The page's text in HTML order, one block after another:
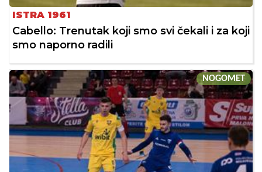
ISTRA 1961
Cabello: Trenutak koji smo svi čekali i za koji
smo naporno radili
NOGOMET